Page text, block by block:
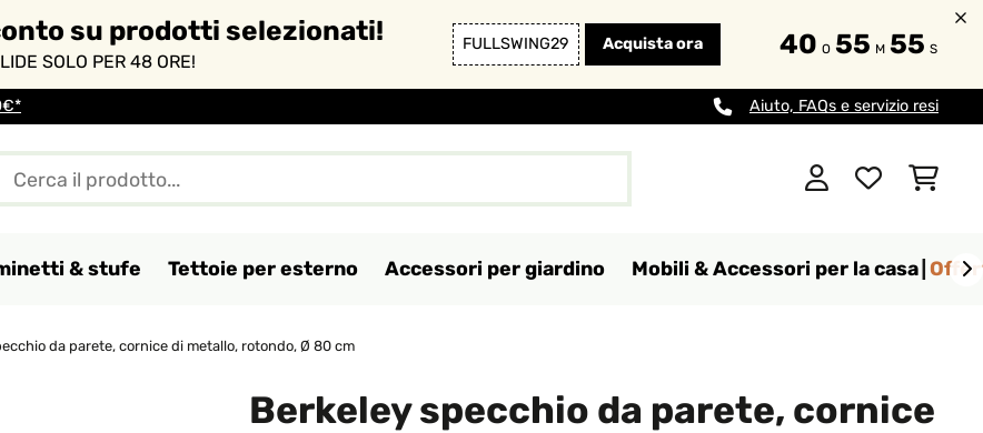
su prodotti selezionati!
SOLO PER 48 ORE!
FULLSWING29 Acquista ora 40 O 55 M 53 S
Aiuto, FAQs e servizio resi
& stufe Tettoie per esterno Accessori per giardino Mobili & Accessori per la casa
da parete, cornice di metallo, rotondo, Ø 80 cm
Berkeley specchio da parete, cornice